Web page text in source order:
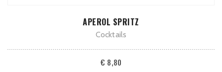
TOEVOEGEN AAN WINKELWAGEN
APEROL SPRITZ
Cocktails
€ 8,80